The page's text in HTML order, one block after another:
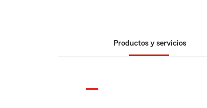
Productos y servicios